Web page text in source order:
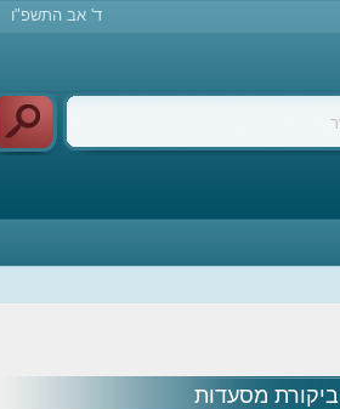
ד' אב התשפ"ו
ביקורת מסעדות